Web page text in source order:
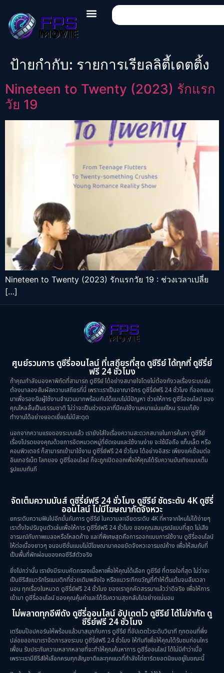
ป้ายกำกับ: รายการเรียลลิตี้เดตติ้ง
Nineteen to Twenty (2023) รักแรก
วัย 19
Nineteen to Twenty (2023) รักแรกวัย 19 : ช่วงเวลาเปลี่ย
[…]
ศูนย์รวมการ ดูซีรี่ออนไลน์ ที่เสถียรที่สุด ดูซีรีย์ ได้ทุกที่ ดูซีรี่ย์
ฟรี 24 ชั่วโมง
ถ้าคุณกำลังมองหาพิกัดที่สามารถ ดูซีรีย์ ได้อย่างสบายใจโดยไม่ต้องกังวลเรื่องระบบล่ม
ต้องมาลองสัมผัสความเสถียรที่นี่ เพราะเราเป็นอาณาจักร ดูซีรี่ย์ฟรี 24 ชั่วโมง ที่ออกแบบ
มาเพื่อรองรับผู้ใช้งานจำนวนมากพร้อมกันได้แบบไม่มีปัญหา ช่วยให้การ ดูซีรี่ออนไลน์ ของ
คุณไหลลื่นเป็นธรรมชาติ ไม่ว่าจะเป็นช่วงเวลาที่มีคนใช้งานหนาแน่นแค่ไหน ระบบก็ยัง
ทำงานได้อย่างยอดเยี่ยมไม่มีสะดุด
นอกจากความแรงของระบบแล้ว เรายังใส่ใจเรื่องความสะดวกสบายในการค้นหา ดูซีรีย์
เรื่องโปรดของคุณด้วยการจัดหมวดหมู่ที่ชัดเจนและใช้งานง่าย จะใช้มือถือ แท็บเล็ต หรือ
คอมพิวเตอร์ ก็สามารถเข้ามาใช้งาน ดูซีรี่ย์ฟรี 24 ชั่วโมง ได้อย่างอิสระ เพียงแค่เชื่อมต่อ
อินเทอร์เน็ต โลกของ ดูซีรี่ออนไลน์ ก็จะถูกเปิดออกเพื่อให้คุณได้รับความบันเทิงแบบเต็ม
รูปแบบทันที
จัดเต็มความมันส์ ดูซีรี่ย์ฟรี 24 ชั่วโมง ดูซีรีย์ ชัดระดับ 4K ดูซีรี่
ออนไลน์ ไม่มีโฆษณากัดจังหวะ
ยกระดับความฟินไปอีกขั้นกับการ ดูซีรีย์ ในความละเอียดระดับ 4K ที่หาจากไหนไม่ได้ง่ายๆ
เราตั้งใจปรับจูนตัวเล่นเพื่อให้การ ดูซีรี่ย์ฟรี 24 ชั่วโมง ของคุณสมบูรณ์แบบที่สุด ไม่เสีย
อารมณ์กับภาพเบลอหรือโหลดค้าง และที่พิเศษสุดคือการออกแบบการใช้งาน ดูซีรี่ออนไลน์
ให้ต่อเนื่องยาวๆ จนจบซีซั่นแบบไม่มีโฆษณามาคอยขัดจังหวะอารมณ์ค้าง เพื่อให้สมกับที่
เป็นพื้นที่พักผ่อนของคอซีรีส์ตัวจริง
ยิ่งไปกว่านั้น เรายังมีระบบคัดกรองเนื้อหาเพื่อให้คุณได้เลือก ดูซีรีย์ ที่ตรงใจที่สุด ไม่ว่าจะ
เป็นซีรีส์แนวรักโรแมนติกที่ช่วยเติมพลังใจ หรือแนวระทึกขวัญที่ทำให้ตื่นเต้นจนลืมเวลา
นอน ทุกเรื่องในหมวด ดูซีรี่ย์ฟรี 24 ชั่วโมง ของเราถูกคัดสรรมาแล้วว่าดีจริง เพื่อให้การ
เข้ามา ดูซีรี่ออนไลน์ ของคุณคุ้มค่าและได้รับความสุขกลับไปอย่างแน่นอน
ไม่พลาดทุกอีพีดัง ดูซีรี่ออนไลน์ อัปเดตไว ดูซีรีย์ ได้ไม่จำกัด ดู
ซีรี่ย์ฟรี 24 ชั่วโมง
เตรียมป๊อปคอร์นให้พร้อมแล้วมาสนุกกับการ ดูซีรีย์ ที่อัปเดตไวระดับวินาที ทุกตอนที่พึ่ง
ปล่อยออกมาเราจัดการลงระบบ ดูซีรี่ย์ฟรี 24 ชั่วโมง ให้ทันทีเพื่อให้คุณได้รับชมก่อนใคร
เพื่อน รับประกันความหลากหลายที่จะทำให้คุณค้นหาการ ดูซีรี่ออนไลน์ ได้ไม่มีคำว่าเบื่อ
เพราะเรามีซีรีส์ให้เลือกครบทุกสัญชาติและทุกแนวที่กำลังไต่ชาร์ตยอดนิยมอยู่ในขณะนี้